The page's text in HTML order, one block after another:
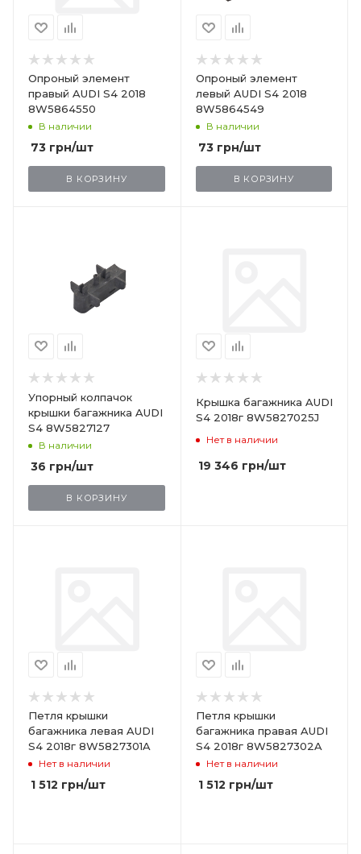
Опроный элемент
правый AUDI S4 2018
8W5864550
В наличии
73 грн/шт
В КОРЗИНУ
Опроный элемент
левый AUDI S4 2018
8W5864549
В наличии
73грн/шт
В КОРЗИНУ
Упорный колпачок
крышки багажника AUDI
S4 8W5827127
В наличии
36 грн/шт
В КОРЗИНУ
Крышка багажника AUDI
S4 2018г 8W5827025J
Нет в наличии
19 346 грн/шт
Петля крышки
багажника левая AUDI
S4 2018г 8W5827301A
Нет в наличии
1 512 грн/шт
Петля крышки
багажника правая AUDI
S4 2018г 8W5827302A
Нет в наличии
1 512 грн/шт